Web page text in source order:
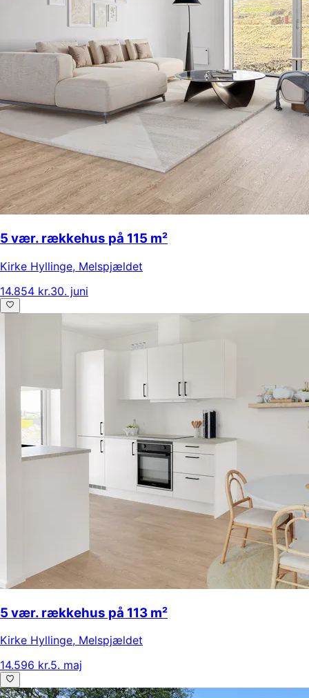
5 vær. rækkehus på 115 m²
Kirke Hyllinge, Melspjældet
14.854 kr.30. juni
5 vær. rækkehus på 113 m²
Kirke Hyllinge, Melspjældet
14.596 kr.5. maj